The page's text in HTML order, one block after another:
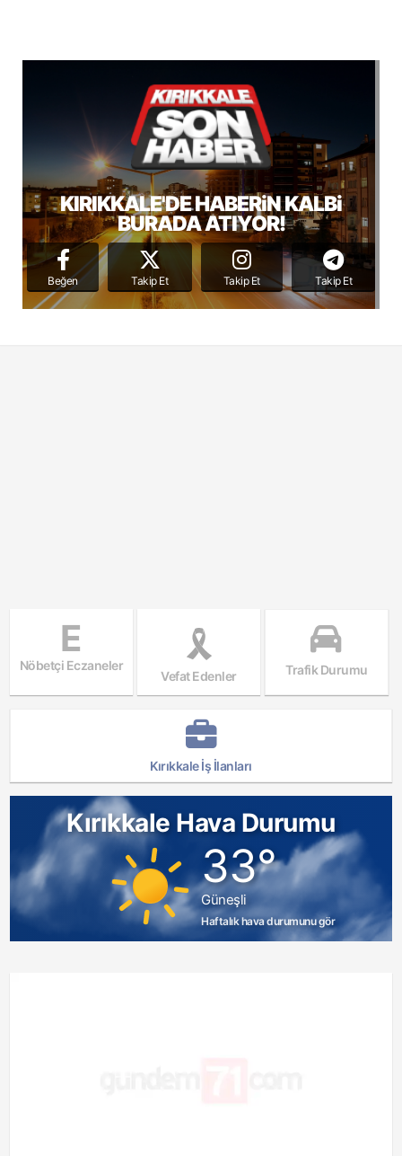
KIRIKKALE'DE HABERiN KALBi
BURADA ATIYOR!
Beğen Takip Et Takip Et Takip Et
E
Nöbetçi Eczaneler
Vefat Edenler Trafik Durumu
Kırıkkale İş İlanları
Kırıkkale Hava Durumu
33°
Güneşli
Haftalık hava durumunu gör